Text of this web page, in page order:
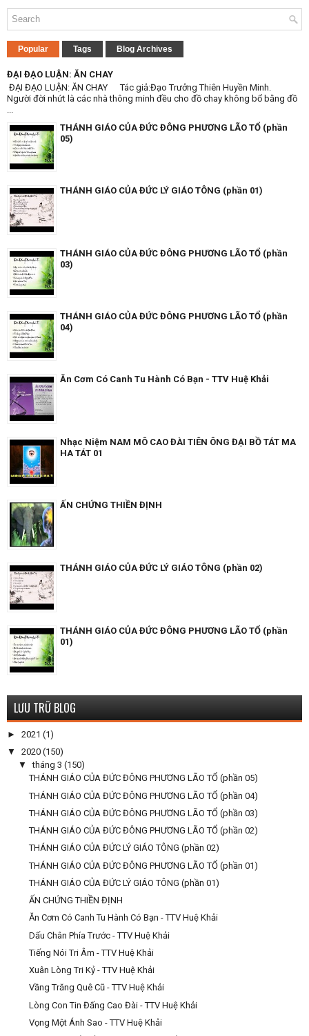
Popular Tags Blog Archives
ĐẠI ĐẠO LUẬN: ĂN CHAY
ĐẠI ĐẠO LUẬN: ĂN CHAY Tác giả:Đạo Trưởng Thiên Huyền Minh.
Người đời nhứt là các nhà thông minh đều cho đồ chay không bổ bằng đồ
THÁNH GIÁO CỦA ĐỨC ĐÔNG PHƯƠNG LÃO TỔ (phần
05)
THÁNH GIÁO CỦA ĐỨC LÝ GIÁO TÔNG (phần 01)
THÁNH GIÁO CỦA ĐỨC ĐÔNG PHƯƠNG LÃO TỔ (phần
03)
THÁNH GIÁO CỦA ĐỨC ĐÔNG PHƯƠNG LÃO TỔ (phần
04)
Ăn Cơm Có Canh Tu Hành Có Bạn - TTV Huệ Khải
Nhạc Niệm NAM MÔ CAO ĐÀI TIÊN ÔNG ĐẠI BỒ TÁT MA
HA TÁT 01
ẤN CHỨNG THIỀN ĐỊNH
THÁNH GIÁO CỦA ĐỨC LÝ GIÁO TÔNG (phần 02)
THÁNH GIÁO CỦA ĐỨC ĐÔNG PHƯƠNG LÃO TỔ (phần
01)
LƯU TRỮ BLOG
► 2021 (1)
▼ 2020 (150)
▼tháng 3 (150)
THÁNH GIÁO CỦA ĐỨC ĐÔNG PHƯƠNG LÃO TỔ (phần 05)
THÁNH GIÁO CỦA ĐỨC ĐÔNG PHƯƠNG LÃO TỔ (phần 04)
THÁNH GIÁO CỦA ĐỨC ĐÔNG PHƯƠNG LÃO TỔ (phần 03)
THÁNH GIÁO CỦA ĐỨC ĐÔNG PHƯƠNG LÃO TỔ (phần 02)
THÁNH GIÁO CỦA ĐỨC LÝ GIÁO TÔNG (phần 02)
THÁNH GIÁO CỦA ĐỨC ĐÔNG PHƯƠNG LÃO TỔ (phần 01)
THÁNH GIÁO CỦA ĐỨC LÝ GIÁO TÔNG (phần 01)
ẤN CHỨNG THIỀN ĐỊNH
Ăn Cơm Có Canh Tu Hành Có Bạn - TTV Huệ Khải
Dấu Chân Phía Trước - TTV Huệ Khải
Tiếng Nói Tri Âm - TTV Huệ Khải
Xuân Lòng Tri Kỷ - TTV Huệ Khải
Vầng Trăng Quê Cũ - TTV Huệ Khải
Lòng Con Tin Đấng Cao Đài - TTV Huệ Khải
Vọng Một Ánh Sao - TTV Huệ Khải